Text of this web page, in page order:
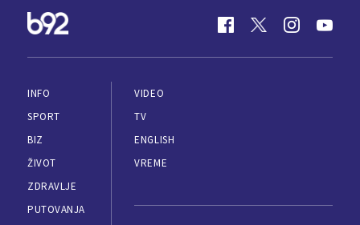
INFO
SPORT
BIZ
ŽIVOT
ZDRAVLJE
PUTOVANJA
VIDEO
TV
ENGLISH
VREME